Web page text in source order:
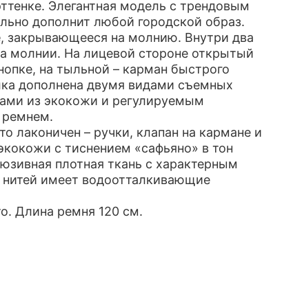
Элегантная модель с трендовым
дополнит любой городской образ.
закрывающееся на молнию. Внутри два
молнии. На лицевой стороне открытый
на тыльной – карман быстрого
дополнена двумя видами съемных
из экокожи и регулируемым
лаконичен – ручки, клапан на кармане и
с тиснением «сафьяно» в тон
плотная ткань с характерным
имеет водоотталкивающие
Длина ремня 120 см.